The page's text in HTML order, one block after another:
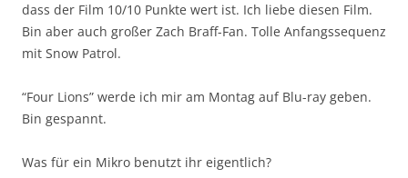
dass der Film 10/10 Punkte wert ist. Ich liebe diesen Film.
Bin aber auch großer Zach Braff-Fan. Tolle Anfangssequenz
mit Snow Patrol.
“Four Lions” werde ich mir am Montag auf Blu-ray geben.
Bin gespannt.
Was für ein Mikro benutzt ihr eigentlich?